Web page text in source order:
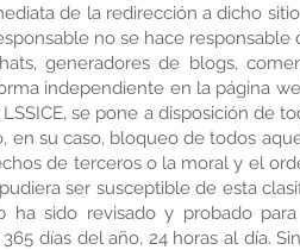
de la redirección a dicho
no se hace
generadores de blogs,
independiente en la página
se pone a disposición de
en su caso, bloqueo de todos
de terceros o la moral y el
ser susceptible de esta
ha sido revisado y probado
días del año, 24 horas al día.